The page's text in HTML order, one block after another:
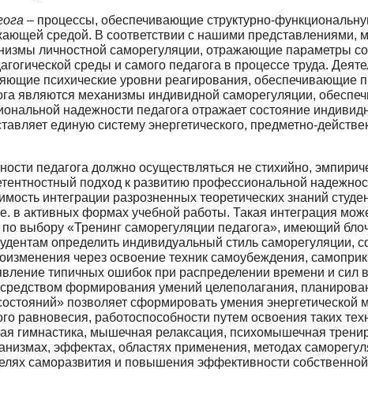
– процессы, обеспечивающие структурно-
средой. В соответствии с нашими представлениями,
личностной саморегуляции, отражающие параметры
среды и самого педагога в процессе труда.
психические уров­ни реагирования, обеспечивающие
являются механизмы индивидной саморегуляции,
надежности пе­дагога отражает состояние
единую систему энергетического, предметно-
педагога должно осуществляться не стихийно,
подход к развитию профессиональной
интеграции разрозненных теоретических знаний
в активных формах учебной работы. Такая интеграция
по выбору «Тренинг саморегуляции пе­дагога», имеющий
определить индивидуальный стиль саморегуляции,
через освоение техник самоубеждения,
типичных ошибок при распределении времени и сил
формирования умений целеполагания,
позволяет сформировать умения энергетической
равновесия, ра­ботоспособности путем освоения таких
гимнастика, мышечная релаксация, психомышечная
эффектах, областях применения, методах
саморазвития и повышения эффективности собственной